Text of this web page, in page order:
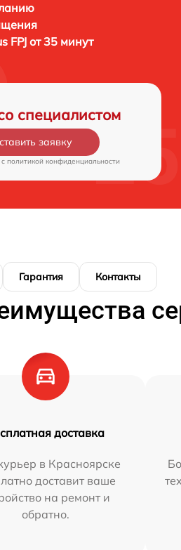
FPJ от 35 минут
специалистом
заявку
c политикой конфиденциальности
Гарантия Контакты
доставка
в Красноярске
доставит ваше
на ремонт и
обратно.